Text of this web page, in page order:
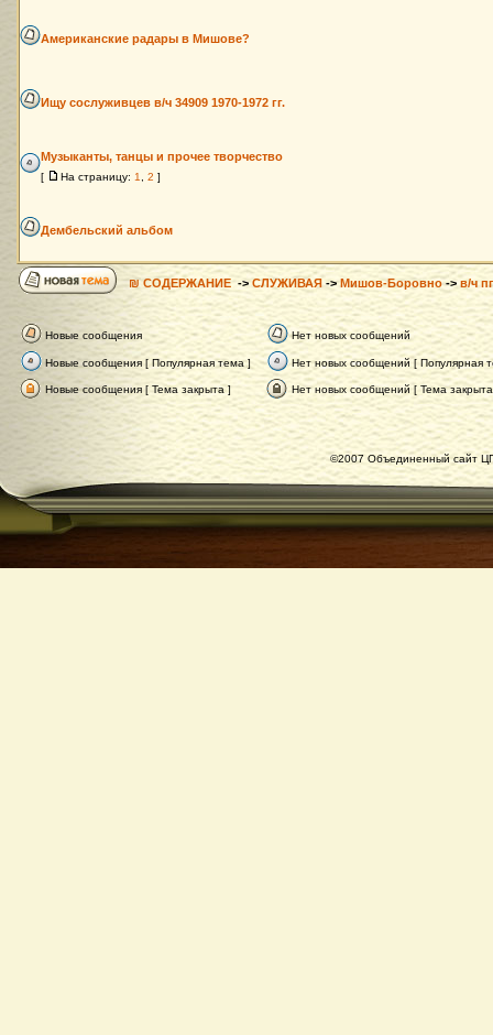
Американские радары в Мишове?
Ищу сослуживцев в/ч 34909 1970-1972 гг.
Музыканты, танцы и прочее творчество
[ На страницу: 1 2 ]
Дембельский альбом
₪ СОДЕРЖАНИЕ -> СЛУЖИВАЯ ->Мишов-Боровно-> в/ч
Новые сообщения Нет новых сообщений
Новые сообщения [ Популярная тема ] Нет новых сообщений [ Популярная
Новые сообщения [ Тема закрыта ] Нет новых сообщений [ Тема
©2007 Объединенный сайт